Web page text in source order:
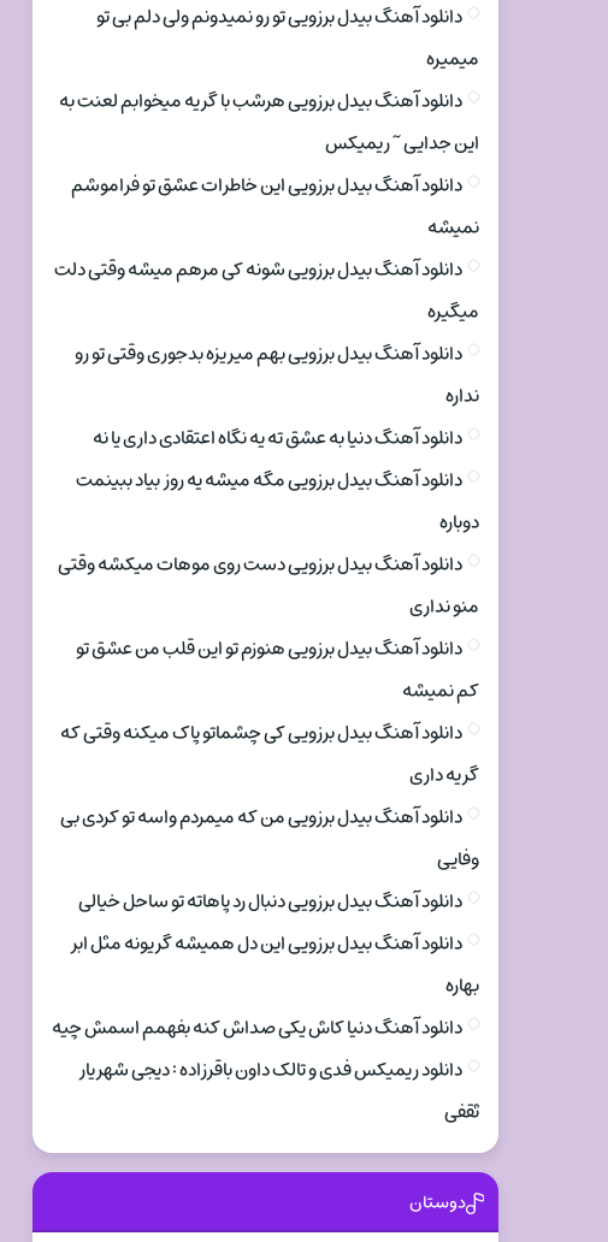
دانلود آهنگ بیدل برزویی تو رو نمیدونم ولی دلم بی تو
میمیره
دانلود آهنگ بیدل برزویی هرشب با گریه میخوابم لعنت به
این جدایی ~ ریمیکس
دانلود آهنگ بیدل برزویی این خاطرات عشق تو فراموشم
نمیشه
دانلود آهنگ بیدل برزویی شونه کی مرهم میشه وقتی دلت
میگیره
دانلود آهنگ بیدل برزویی بهم میریزه بدجوری وقتی تو رو
نداره
دانلود آهنگ دنیا به عشق ته یه نگاه اعتقادی داری یا نه
دانلود آهنگ بیدل برزویی مگه میشه یه روز بیاد ببینمت
دوباره
دانلود آهنگ بیدل برزویی دست روی موهات میکشه وقتی
منو نداری
دانلود آهنگ بیدل برزویی هنوزم تو این قلب من عشق تو
کم نمیشه
دانلود آهنگ بیدل برزویی کی چشماتو پاک میکنه وقتی که
گریه داری
دانلود آهنگ بیدل برزویی من که میمردم واسه تو کردی بی
وفایی
دانلود آهنگ بیدل برزویی دنبال رد پاهاته تو ساحل خیالی
دانلود آهنگ بیدل برزویی این دل همیشه گریونه مثل ابر
بهاره
دانلود آهنگ دنیا کاش یکی صداش کنه بفهمم اسمش چیه
دانلود ریمیکس فدی و تالک داون باقرزاده : دیجی شهریار
ثقفی
دوستان